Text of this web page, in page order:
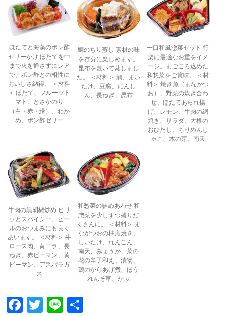
ほたてと海藻のポン酢
ゼリーかけ ほたてを中
まで火を通さずにレア
で。ポン酢との相性に
おいしさ納得。 ＜材料
＞ ほたて、フルーツト
マト、とさかのり
（白・赤・緑）、わか
め、ポン酢ゼリー
鯛のちり蒸し 素材の味
を存分に楽しめます。
昆布を敷いて蒸しまし
た。 ＜材料＞ 鯛、まい
たけ、豆腐、にんじ
ん、長ねぎ、昆布
一口和風惣菜セット 行
楽に最適なお重をイメ
ージ。まごころ込めた
和惣菜をご賞味。 ＜材
料＞ 焼き魚（まながつ
お）、野菜の炊き合わ
せ、ほたてあられ揚
げ、レモン、牛肉の網
焼き、サラダ、大根の
おひたし、ちりめんじ
ゃこ、木の芽、南天
牛肉の黒胡椒炒め ピリ
ッとスパイシー。ビー
ルのおつまみにも良く
あいます。 ＜材料＞ 牛
ロース肉、黄ニラ、長
ねぎ、赤ピーマン、黄
ピーマン、アスパラガ
ス
和惣菜の詰めあわせ 和
惣菜を少しずつ盛りだ
くさんに。 ＜材料＞ ま
ながつおの柚庵焼き、
しいたけ、れんこん、
南天、みょうが、菜の
花の辛子和え、漬物、
鶏のからあげ煮、ほう
れんそ草、かぶ
F T Li 共